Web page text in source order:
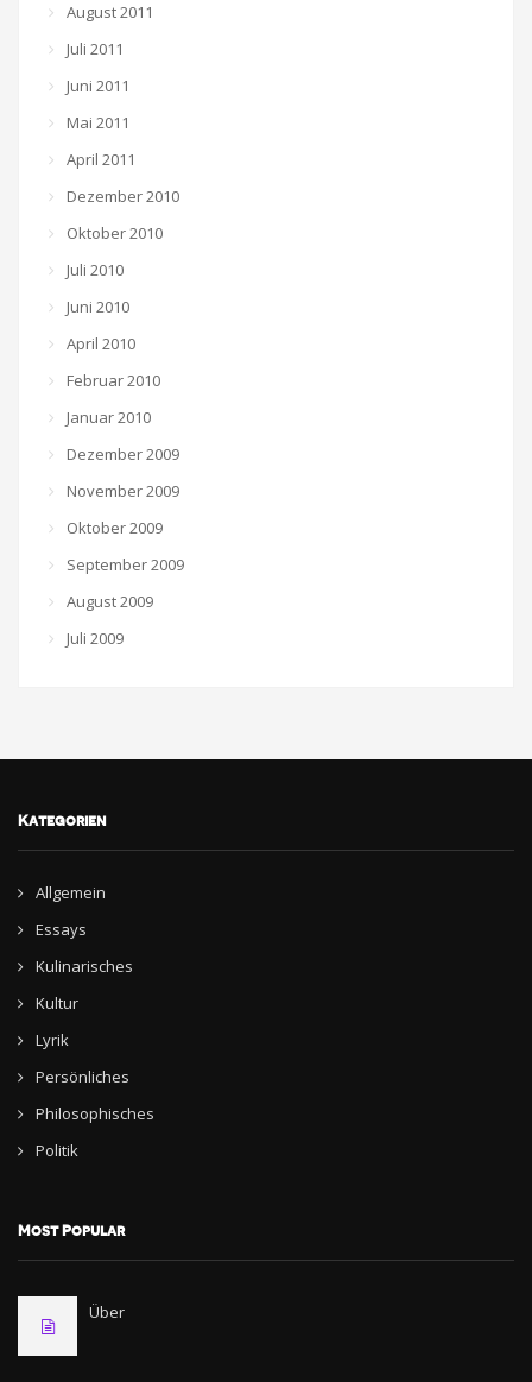
August 2011
Juli 2011
Juni 2011
Mai 2011
April 2011
Dezember 2010
Oktober 2010
Juli 2010
Juni 2010
April 2010
Februar 2010
Januar 2010
Dezember 2009
November 2009
Oktober 2009
September 2009
August 2009
Juli 2009
Kategorien
Allgemein
Essays
Kulinarisches
Kultur
Lyrik
Persönliches
Philosophisches
Politik
Most Popular
Über